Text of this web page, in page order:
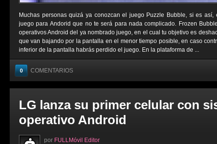
Muchas personas quizá ya conozcan el juego Puzzle Bubble, si es así,
juego para Andorid que no te será para nada complicado. Frozen
operativos Android del ya nombrado juego, en el cual tu objetivo es
que van bajando por la pantalla en el menor tiempo posible, en caso
inferior de la pantalla habrás perdido el juego. En la plataforma de ...
0 COMENTARIOS
LG lanza su primer celular con
operativo Android
por FULLMóvil Editor